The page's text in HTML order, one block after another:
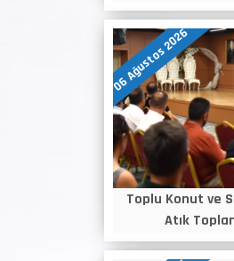
06 Ağustos 2026
Toplu Konut ve
Atık